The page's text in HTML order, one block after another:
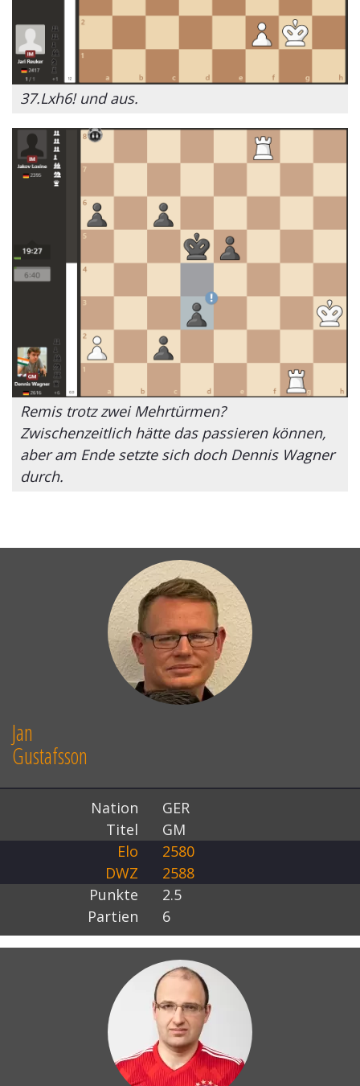
37.Lxh6! und aus.
Remis trotz zwei Mehrtürmen?
Zwischenzeitlich hätte das passieren können,
aber am Ende setzte sich doch Dennis Wagner
durch.
Jan
Gustafsson
Nation
GER
Titel
GM
Elo
2580
DWZ
2588
Punkte
2.5
Partien
6